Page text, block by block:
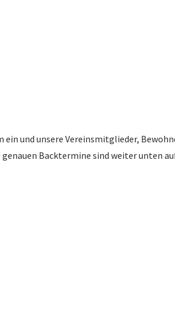
und unsere Vereinsmitglieder,
Backtermine sind weiter unten